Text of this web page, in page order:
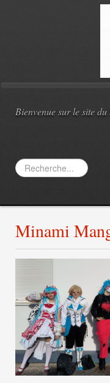
Bienvenue sur le site
Rechercher
Minami